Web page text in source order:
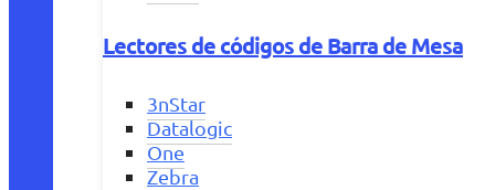
Lectores de códigos de Barra de Mesa
3nStar
Datalogic
One
Zebra